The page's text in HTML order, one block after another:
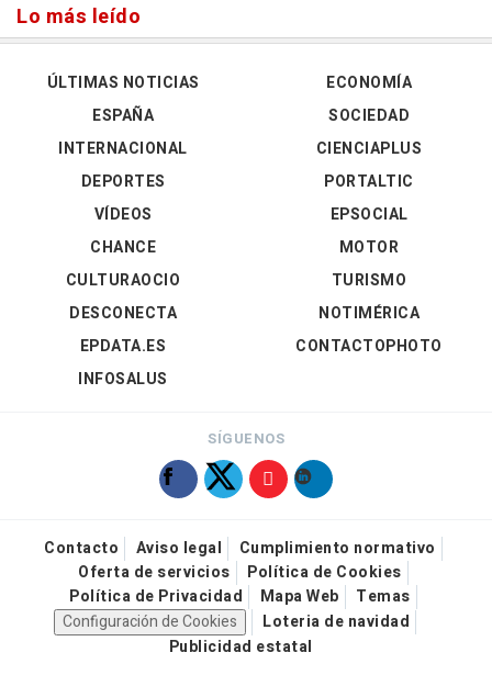
Lo más leído
ÚLTIMAS NOTICIAS
ESPAÑA
INTERNACIONAL
DEPORTES
VÍDEOS
ECONOMÍA
SOCIEDAD
CIENCIAPLUS
PORTALTIC
EPSOCIAL
CHANCE
CULTURAOCIO
DESCONECTA
EPDATA.ES
INFOSALUS
MOTOR
TURISMO
NOTIMÉRICA
CONTACTOPHOTO
SÍGUENOS
Contacto Aviso legal
Cumplimiento normativo
Oferta de servicios
Política de Cookies
Política de Privacidad
Mapa Web
Temas
Configuración de Cookies
Loteria de navidad
Publicidad estatal